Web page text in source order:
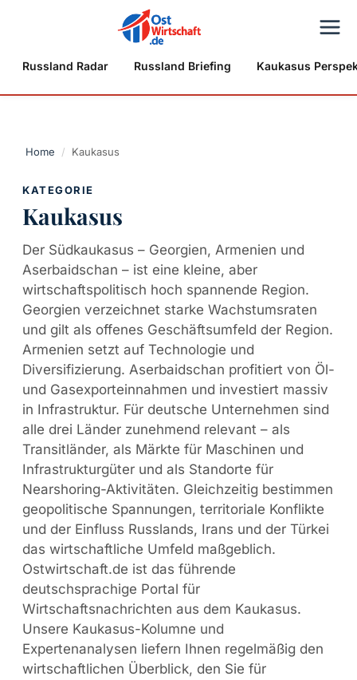
Russland Radar Russland Briefing Kaukasus
Home / Kaukasus
KATEGORIE
Kaukasus
Der Südkaukasus – Georgien, Armenien und
Aserbaidschan – ist eine kleine, aber
wirtschaftspolitisch hoch spannende Region.
Georgien verzeichnet starke Wachstumsraten
und gilt als offenes Geschäftsumfeld der Region.
Armenien setzt auf Technologie und
Diversifizierung. Aserbaidschan profitiert von Öl-
und Gasexporteinnahmen und investiert massiv
in Infrastruktur. Für deutsche Unternehmen sind
alle drei Länder zunehmend relevant – als
Transitländer, als Märkte für Maschinen und
Infrastrukturgüter und als Standorte für
Nearshoring-Aktivitäten. Gleichzeitig bestimmen
geopolitische Spannungen, territoriale Konflikte
und der Einfluss Russlands, Irans und der Türkei
das wirtschaftliche Umfeld maßgeblich.
Ostwirtschaft.de ist das führende
deutschsprachige Portal für
Wirtschaftsnachrichten aus dem Kaukasus.
Unsere Kaukasus-Kolumne und
Expertenanalysen liefern Ihnen regelmäßig den
wirtschaftlichen Überblick, den Sie für